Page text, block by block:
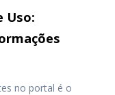
Uso:
no portal é o